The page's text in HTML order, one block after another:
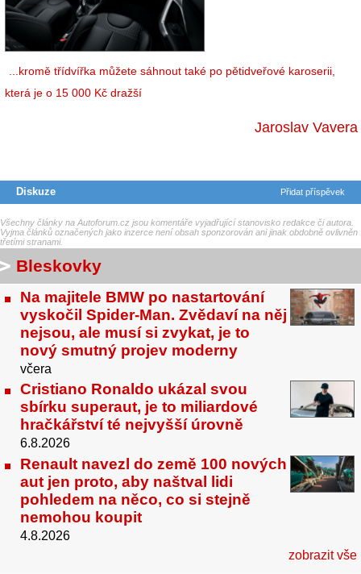
...kromě třídvířka můžete sáhnout také po pětidveřové karoserii,
která je o 15 000 Kč dražší
Jaroslav Vavera
Diskuze Přidat příspěvek
Všechny články na Autoforum.cz jsou komentáře vyjadřující stanovisko redakce či autora.
Vyjma článků označených jako inzerce není obsah sponzorován ani jinak obdobně ovlivněn
třetími stranami.
Bleskovky
Na majitele BMW po nastartování
vyskočil Spider-Man. Zvědaví na něj
nejsou, ale musí si zvykat, je to
nový smutný projev moderny
včera
Cristiano Ronaldo ukázal svou
sbírku superaut, je to miliardové
hračkářství té nejvyšší úrovně
6.8.2026
Renault navezl do země 100 nových
aut jen proto, aby naštval lidi
pohledem na něco, co si stejně
nemohou koupit
4.8.2026
zobrazit vše